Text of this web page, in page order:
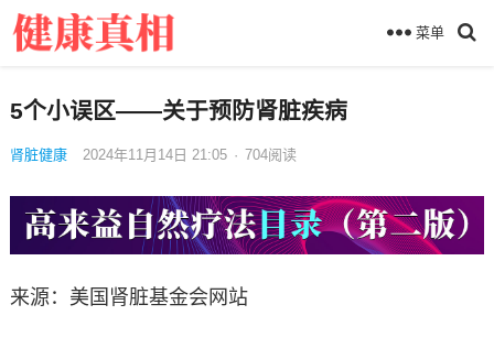
菜单
5个小误区——关于预防肾脏疾病
肾脏健康 2024年11月14日 21:05 · 704阅读
来源：美国肾脏基金会网站